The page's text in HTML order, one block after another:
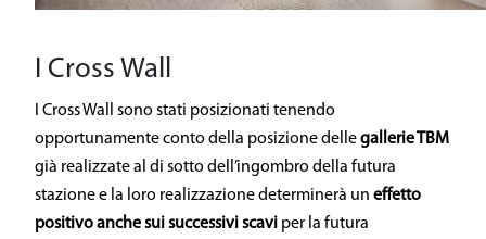
I Cross Wall
I Cross Wall sono stati posizionati tenendo
opportunamente conto della posizione dellegallerie TBM
già realizzate al di sotto dell’ingombro della futura
stazione e la loro realizzazione determinerà un effetto
positivo anche sui successivi scavi per la futura